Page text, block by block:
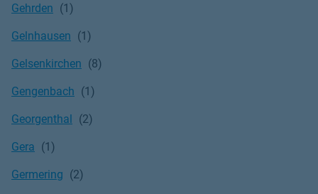
Gehrden
Gelnhausen
Gelsenkirchen
Gengenbach
Georgenthal
Gera
Germering